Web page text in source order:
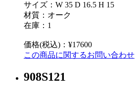
サイズ：W 35 D 16.5 H 15
材質：オーク
在庫：1
価格(税込)：¥17600
この商品に関するお問い合わせ
908S121